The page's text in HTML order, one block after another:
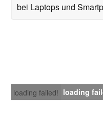
bei Laptops und
loading failed! loading